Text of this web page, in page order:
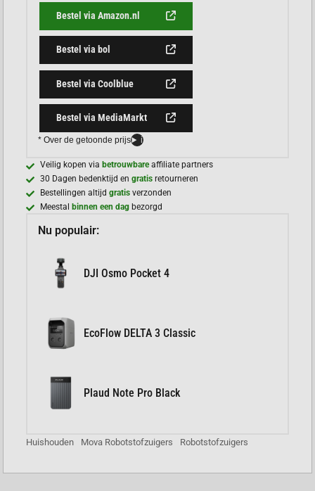
Bestel via Amazon.nl
Bestel via bol
Bestel via Coolblue
Bestel via MediaMarkt
* Over de getoonde prijs i
Veilig kopen via betrouwbareaffiliate partners
30 Dagen bedenktijd engratis retourneren
Bestellingen altijdgratisverzonden
Meestal
binnen een dag bezorgd
Nu populair:
DJI Osmo Pocket 4
EcoFlow DELTA 3 Classic
Plaud Note Pro Black
Huishouden Mova Robotstofzuigers Robotstofzuigers